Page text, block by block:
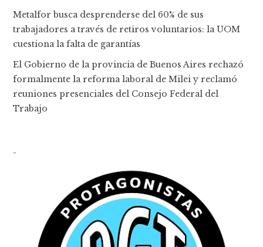
Metalfor busca desprenderse del 60% de sus
trabajadores a través de retiros voluntarios: la UOM
cuestiona la falta de garantías
El Gobierno de la provincia de Buenos Aires rechazó
formalmente la reforma laboral de Milei y reclamó
reuniones presenciales del Consejo Federal del
Trabajo
-